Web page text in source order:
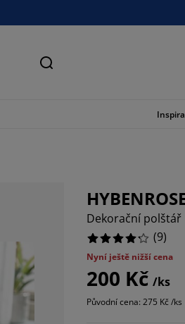
Hledat
Dekorační polštář
(9)
Nyní ještě nižší cena
200 Kč /ks
Původní cena: 275 Kč /ks
66.66666666666666%
11.11111111111111%